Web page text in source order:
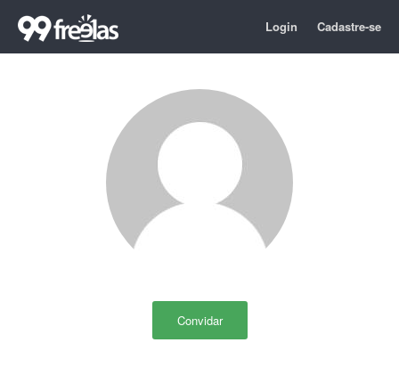
Login Cadastre-se
Convidar